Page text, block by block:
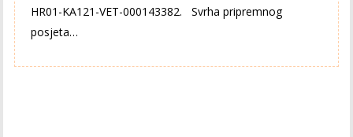
HR01-KA121-VET-000143382. Svrha pripremnog
posjeta…